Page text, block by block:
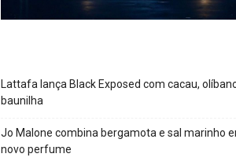
Lattafa lança Black Exposed com cacau,
baunilha
Jo Malone combina bergamota e sal marinho
novo perfume